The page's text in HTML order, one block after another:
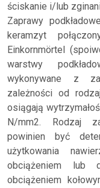
ściskanie i/lub
Zaprawy
keramzyt
Einkornmörtel
warstwy
wykonywane z
zależności od
osiągają
N/mm2. Rodzaj
powinien być
użytkowania
obciążeniem lub
obciążeniem